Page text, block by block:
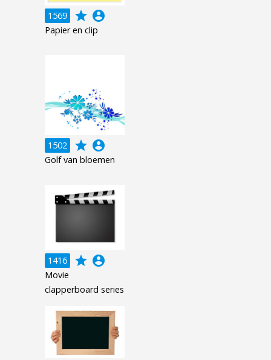
1569 grade account_circle
Papier en clip
1502 grade account_circle
Golf van bloemen
1416 grade account_circle
Movie
clapperboard series